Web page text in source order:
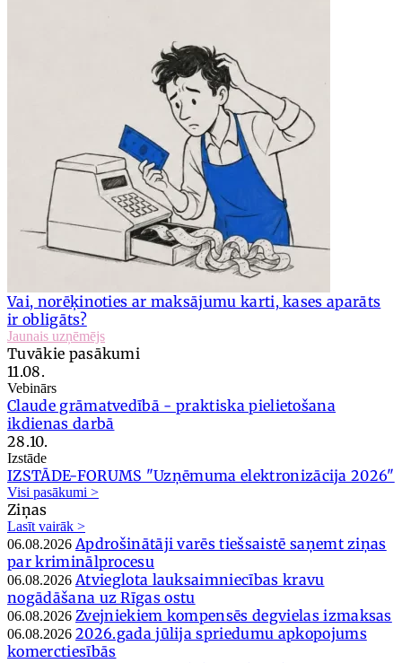
Vai, norēķinoties ar maksājumu karti, kases aparāts
ir obligāts?
Jaunais uzņēmējs
Tuvākie pasākumi
11.08.
Vebinārs
Claude grāmatvedībā - praktiska pielietošana
ikdienas darbā
28.10.
Izstāde
IZSTĀDE-FORUMS "Uzņēmuma elektronizācija 2026"
Visi pasākumi >
Ziņas
Lasīt vairāk >
06.08.2026 Apdrošinātāji varēs tiešsaistē saņemt ziņas
par kriminālprocesu
06.08.2026 Atvieglota lauksaimniecības kravu
nogādāšana uz Rīgas ostu
06.08.2026 Zvejniekiem kompensēs degvielas izmaksas
06.08.2026 2026.gada jūlija spriedumu apkopojums
komerctiesībās